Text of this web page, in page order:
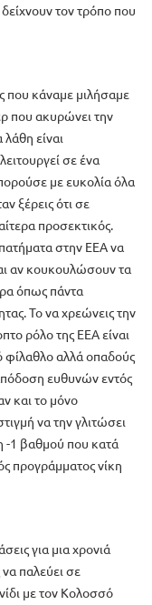
τον τρόπο που
που κάναμε μιλήσαμε
που ακυρώνει την
είναι
σε ένα
με ευκολία όλα
ξέρεις ότι σε
προσεκτικός.
στην ΕΕΑ να
αν κουκουλώσουν τα
όπως πάντα
Το να χρεώνεις την
ρόλο της ΕΕΑ είναι
φίλαθλο αλλά οπαδούς
ευθυνών εντός
και το μόνο
να την γλιτώσει
-1 βαθμού που κατά
προγράμματος νίκη
για μια χρονιά
παλεύει σε
με τον Κολοσσό